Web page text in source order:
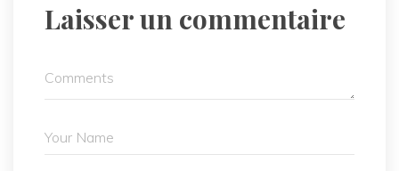
Laisser un commentaire